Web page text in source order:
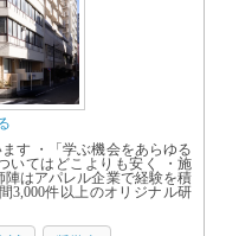
す ・「学ぶ機会をあらゆる
いてはどこよりも安く ・施
はアパレル企業で経験を積
3,000件以上のオリジナル研